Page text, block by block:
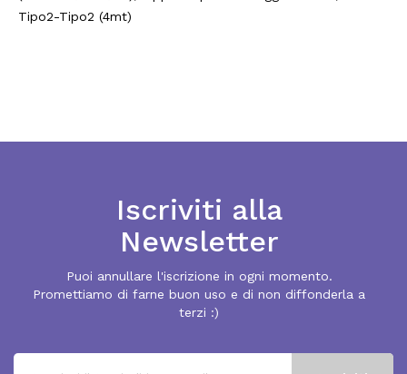
Tipo2-Tipo2 (4mt)
Iscriviti alla
Newsletter
Puoi annullare l'iscrizione in ogni momento.
Promettiamo di farne buon uso e di non diffonderla a
terzi :)